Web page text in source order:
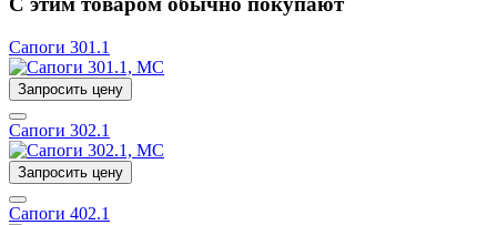
Сапоги 301.1
Запросить цену
Сапоги 302.1
Запросить цену
Сапоги 402.1